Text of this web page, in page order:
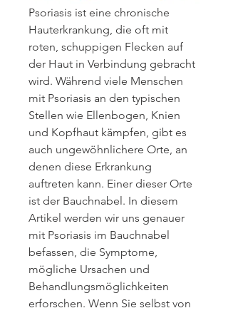
Psoriasis ist eine chronische
Hauterkrankung, die oft mit
roten, schuppigen Flecken auf
der Haut in Verbindung gebracht
wird. Während viele Menschen
mit Psoriasis an den typischen
Stellen wie Ellenbogen, Knien
und Kopfhaut kämpfen, gibt es
auch ungewöhnlichere Orte, an
denen diese Erkrankung
auftreten kann. Einer dieser Orte
ist der Bauchnabel. In diesem
Artikel werden wir uns genauer
mit Psoriasis im Bauchnabel
befassen, die Symptome,
mögliche Ursachen und
Behandlungsmöglichkeiten
erforschen. Wenn Sie selbst von